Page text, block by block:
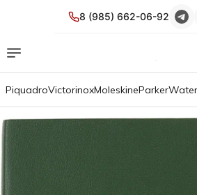
8 (985) 662-06-92
PiquadroVictorinoxMoleskineParker